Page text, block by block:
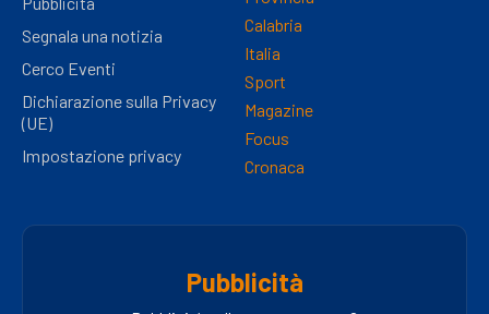
Segnala una notizia
Cerco Eventi
Dichiarazione sulla Privacy
(UE)
Impostazione privacy
Calabria
Italia
Sport
Magazine
Focus
Cronaca
Pubblicità